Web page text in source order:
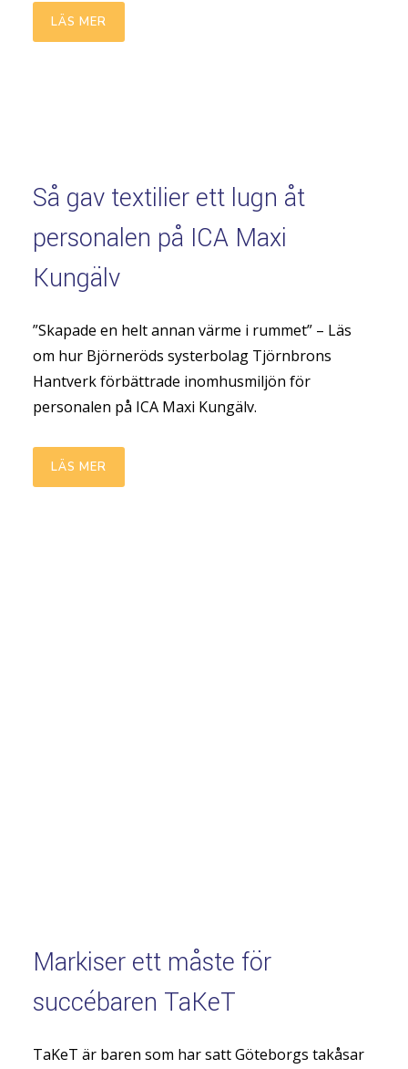
LÄS MER
Så gav textilier ett lugn åt
personalen på ICA Maxi
Kungälv
”Skapade en helt annan värme i rummet” – Läs
om hur Björneröds systerbolag Tjörnbrons
Hantverk förbättrade inomhusmiljön för
personalen på ICA Maxi Kungälv.
LÄS MER
Markiser ett måste för
succébaren TaKeT
TaKeT är baren som har satt Göteborgs takåsar